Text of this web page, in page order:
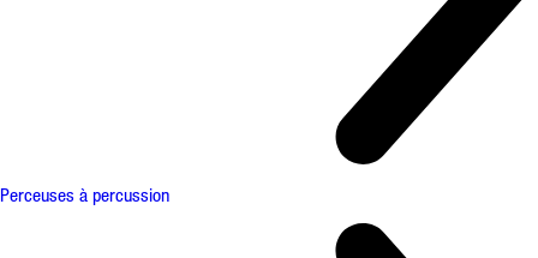
Perceuses à percussion